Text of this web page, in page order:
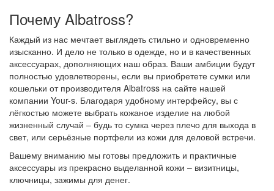
Почему Albatross?
Каждый из нас мечтает выглядеть стильно и одновременно
изысканно. И дело не только в одежде, но и в качественных
аксессуарах, дополняющих наш образ. Ваши амбиции будут
полностью удовлетворены, если вы приобретете сумки или
кошельки от производителя Albatross на сайте нашей
компании Your-s. Благодаря удобному интерфейсу, вы с
лёгкостью можете выбрать кожаное изделие на любой
жизненный случай – будь то сумка через плечо для выхода в
свет, или серьёзные портфели из кожи для деловой встречи.
Вашему вниманию мы готовы предложить и практичные
аксессуары из прекрасно выделанной кожи – визитницы,
ключницы, зажимы для денег.